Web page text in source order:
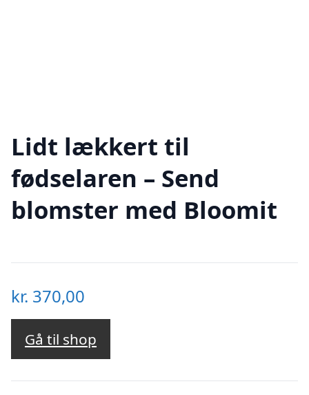
Lidt lækkert til
fødselaren – Send
blomster med Bloomit
kr. 370,00
Gå til shop